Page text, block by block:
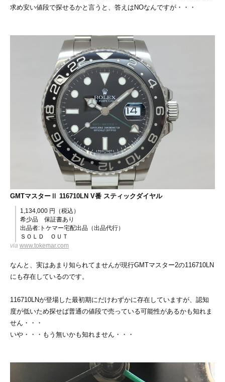
求め安い値段で探せるかと言うと、答えはNOなんですが・・・
GMTマスターⅡ 116710LN V番 スティックダイヤル
1,134,000 円（税込）
希少品 保証書あり
出品者:トケマー宅配出品（出品代行）
ＳＯＬＤ ＯＵＴ
via www.tokemar.com
なんと、実はあまり知られてませんが現行GMTマスター2の116710LN
にも存在しているのです。
116710LNが登場した最初期にだけわずかに存在していますが、認知
度が低いため探せば普通の値段で売っている可能性があるかも知れま
せん・・・
いや・・・もう無いかも知れません・・・